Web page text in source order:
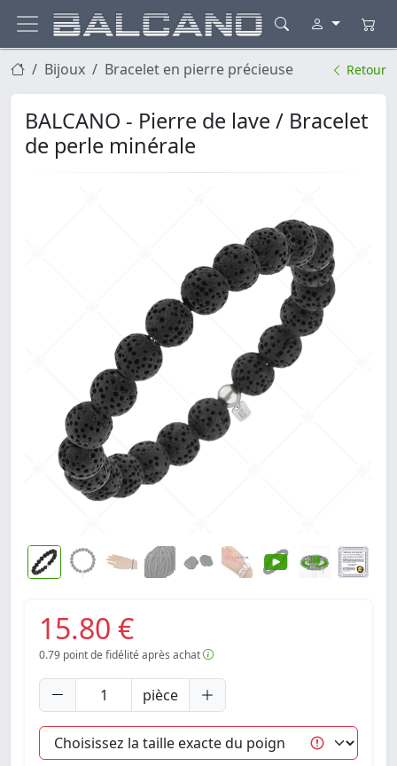
Bijoux Bracelet en pierre précieuse Retour
BALCANO - Pierre de lave / Bracelet
de perle minérale
15.80 €
0.79 point de fidélité après achat
pièce